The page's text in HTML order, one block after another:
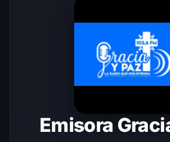
Emisora